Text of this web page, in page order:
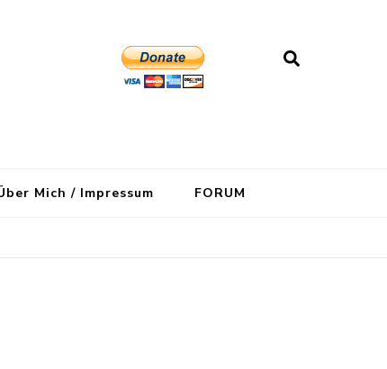
Mich / Impressum FORUM